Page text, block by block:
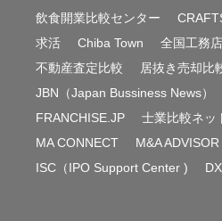
飲食開業比較センター
求活
Chiba Town
全国工務
不動産査定比較
居抜き売却比
JBN（Japan Bussiness News）
FRANCHISE.JP
士業比較ネッ
MA CONNECT
M&A ADVISOR
ISC（IPO Support Center )